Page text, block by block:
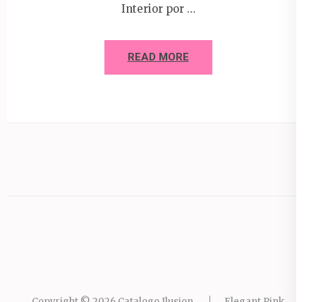
Interior por …
READ MORE